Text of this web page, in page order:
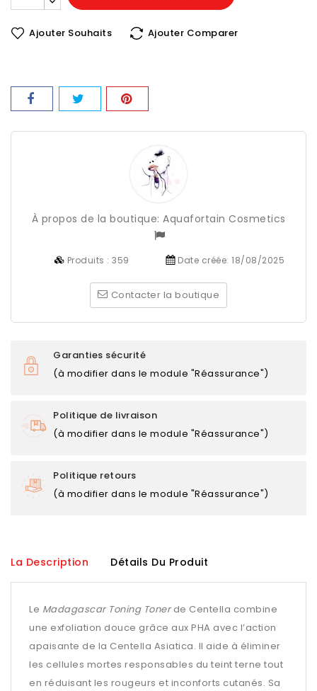
Ajouter Souhaits Ajouter Comparer
À propos de la boutique: Aquafortain Cosmetics
Produits :359 Date créée:18/08/2025
Contacter la boutique
Garanties sécurité
(à modifier dans le module "Réassurance")
Politique de livraison
(à modifier dans le module "Réassurance")
Politique retours
(à modifier dans le module "Réassurance")
La Description Détails Du Produit
Le Madagascar Toning Tonerde Centella combine
une exfoliation douce grâce aux PHA avec l’action
apaisante de la Centella Asiatica. Il aide à éliminer
les cellules mortes responsables du teint terne tout
en réduisant les rougeurs et inconforts cutanés. Sa